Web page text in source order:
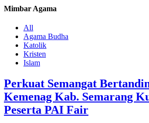
Mimbar Agama
All
Agama Budha
Katolik
Kristen
Islam
Perkuat Semangat
Kemenag Kab. Semarang
Peserta PAI Fair